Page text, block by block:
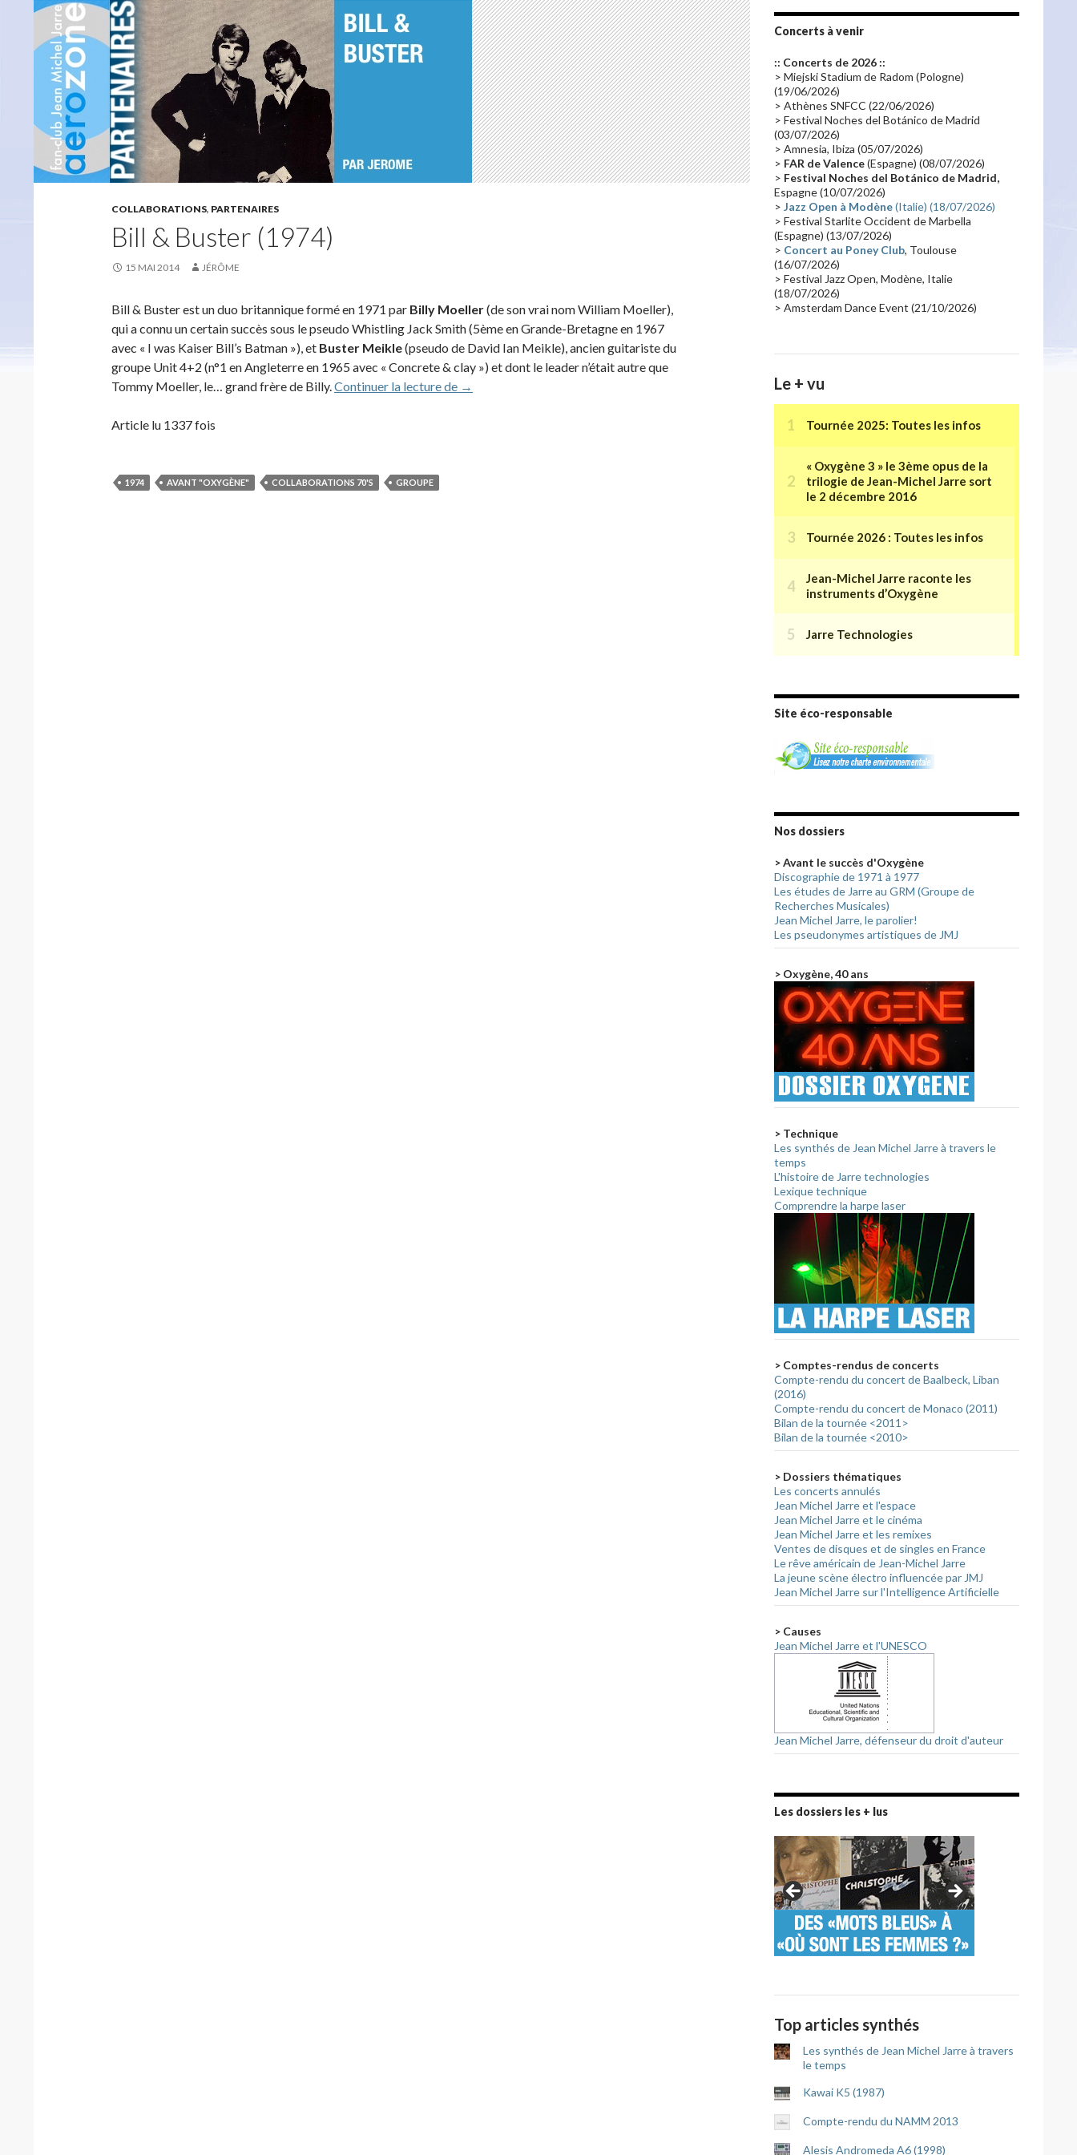
COLLABORATIONS, PARTENAIRES
Bill & Buster (1974)
15 MAI 2014 JÉRÔME
Bill & Buster est un duo britannique formé en 1971 par Billy Moeller(de son vrai nom William Moeller),
qui a connu un certain succès sous le pseudo Whistling Jack Smith (5ème en Grande-Bretagne en 1967
avec « I was Kaiser Bill’s Batman »), et Buster Meikle(pseudo de David Ian Meikle), ancien guitariste du
groupe Unit 4+2 (n°1 en Angleterre en 1965 avec « Concrete & clay ») et dont le leader n’était autre que
Tommy Moeller, le… grand frère de Billy.Continuer la lecture de Bill & Buster (1974)
→
Article lu 1337 fois
1974 AVANT "OXYGÈNE" COLLABORATIONS 70'S GROUPE
Promo 2019
Emissions 2010 Disques rares
Synthé 70's(20)
Claviériste(19) Groupe de Recherche Musicale
France 2 (18)
Critique(17) Coffret(17) Chronologie(16)
Passages radio(16)
Synthé 80's(16) Les concerts en Chine (16)
Cinéma(16) Houston
Synthé Roland Belgique
Récompense(14) Collaborations 70's(14)
Astronomie(14) France Inter(14)
Concerts à venir
:: Concerts de 2026 ::
> Miejski Stadium de Radom (Pologne)
(19/06/2026)
> Athènes SNFCC (22/06/2026)
> Festival Noches del Botánico de Madrid
(03/07/2026)
> Amnesia, Ibiza (05/07/2026)
> FAR de Valence(Espagne) (08/07/2026)
> Festival Noches del Botánico de Madrid,
Espagne (10/07/2026)
> Jazz Open à Modène(Italie) (18/07/2026)
> Festival Starlite Occident de Marbella
(Espagne) (13/07/2026)
> Concert au Poney Club, Toulouse
(16/07/2026)
> Festival Jazz Open, Modène, Italie
(18/07/2026)
> Amsterdam Dance Event (21/10/2026)
Le + vu
Site éco-responsable
Nos dossiers
> Avant le succès d'Oxygène
Discographie de 1971 à 1977
Les études de Jarre au GRM (Groupe de
Recherches Musicales)
Jean Michel Jarre, le parolier!
Les pseudonymes artistiques de JMJ
> Oxygène, 40 ans
> Technique
Les synthés de Jean Michel Jarre à travers le
temps
L'histoire de Jarre technologies
Lexique technique
Comprendre la harpe laser
> Comptes-rendus de concerts
Compte-rendu du concert de Baalbeck, Liban
(2016)
Compte-rendu du concert de Monaco (2011)
Bilan de la tournée <2011>
Bilan de la tournée <2010>
> Dossiers thématiques
Les concerts annulés
Jean Michel Jarre et l'espace
Jean Michel Jarre et le cinéma
Jean Michel Jarre et les remixes
Ventes de disques et de singles en France
Le rêve américain de Jean-Michel Jarre
La jeune scène électro influencée par JMJ
Jean Michel Jarre sur l'Intelligence Artificielle
> Causes
Jean Michel Jarre et l'UNESCO
Jean Michel Jarre, défenseur du droit d'auteur
Les dossiers les + lus
Top articles synthés
Les synthés de Jean Michel Jarre à travers
le temps
Kawai K5 (1987)
Compte-rendu du NAMM 2013
Alesis Andromeda A6 (1998)